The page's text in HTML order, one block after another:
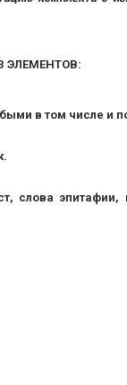
в том числе и
слова эпитафии,